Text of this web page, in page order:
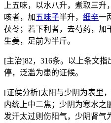
上五味，以水八升，煮取三
咳者，加 五味子半升， 细辛一
茯苓；若下利者，去芍药，加
生姜，足前为半斤。
[主治]82，316条。以上条文
停，泛滥为患的证候。
[证侯分析]太阳与少阴为表里
内统上中二焦；少阴为寒水之
发汗太过则伤阳气，少阴肾气